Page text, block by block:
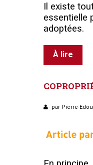
Il existe
essentielle
adoptées.
À lire
par Pierre-